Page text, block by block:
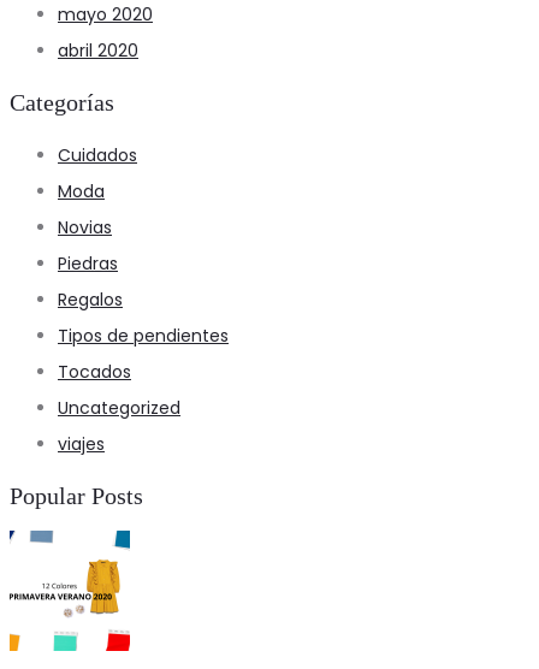
mayo 2020
abril 2020
Categorías
Cuidados
Moda
Novias
Piedras
Regalos
Tipos de pendientes
Tocados
Uncategorized
viajes
Popular Posts